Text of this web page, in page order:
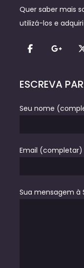
Quer saber mais
utilizá-los e
ESCREVA
Seu nome
Email (completar)
Sua mensagem à